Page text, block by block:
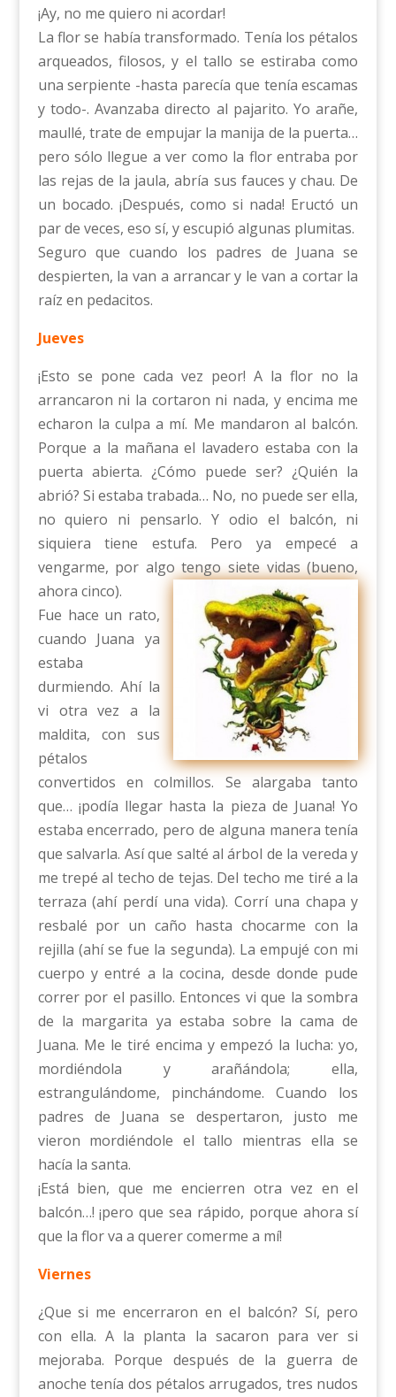
¡Ay, no me quiero ni acordar!
La flor se había transformado. Tenía los pétalos
arqueados, filosos, y el tallo se estiraba como
una serpiente -hasta parecía que tenía escamas
y todo-. Avanzaba directo al pajarito. Yo arañe,
maullé, trate de empujar la manija de la puerta…
pero sólo llegue a ver como la flor entraba por
las rejas de la jaula, abría sus fauces y chau. De
un bocado. ¡Después, como si nada! Eructó un
par de veces, eso sí, y escupió algunas plumitas.
Seguro que cuando los padres de Juana se
despierten, la van a arrancar y le van a cortar la
raíz en pedacitos.
Jueves
¡Esto se pone cada vez peor! A la flor no la
arrancaron ni la cortaron ni nada, y encima me
echaron la culpa a mí. Me mandaron al balcón.
Porque a la mañana el lavadero estaba con la
puerta abierta. ¿Cómo puede ser? ¿Quién la
abrió? Si estaba trabada… No, no puede ser ella,
no quiero ni pensarlo. Y odio el balcón, ni
siquiera tiene estufa. Pero ya empecé a
vengarme, por algo tengo siete vidas (bueno,
ahora cinco).
Fue hace un rato,
cuando Juana ya
estaba
durmiendo. Ahí la
vi otra vez a la
maldita, con sus
pétalos
convertidos en colmillos. Se alargaba tanto
que… ¡podía llegar hasta la pieza de Juana! Yo
estaba encerrado, pero de alguna manera tenía
que salvarla. Así que salté al árbol de la vereda y
me trepé al techo de tejas. Del techo me tiré a la
terraza (ahí perdí una vida). Corrí una chapa y
resbalé por un caño hasta chocarme con la
rejilla (ahí se fue la segunda). La empujé con mi
cuerpo y entré a la cocina, desde donde pude
correr por el pasillo. Entonces vi que la sombra
de la margarita ya estaba sobre la cama de
Juana. Me le tiré encima y empezó la lucha: yo,
mordiéndola y arañándola; ella,
estrangulándome, pinchándome. Cuando los
padres de Juana se despertaron, justo me
vieron mordiéndole el tallo mientras ella se
hacía la santa.
¡Está bien, que me encierren otra vez en el
balcón…! ¡pero que sea rápido, porque ahora sí
que la flor va a querer comerme a mí!
Viernes
¿Que si me encerraron en el balcón? Sí, pero
con ella. A la planta la sacaron para ver si
mejoraba. Porque después de la guerra de
anoche tenía dos pétalos arrugados, tres nudos